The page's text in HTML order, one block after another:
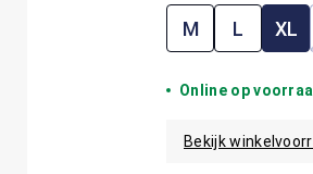
M L XL
Online op
Bekijk